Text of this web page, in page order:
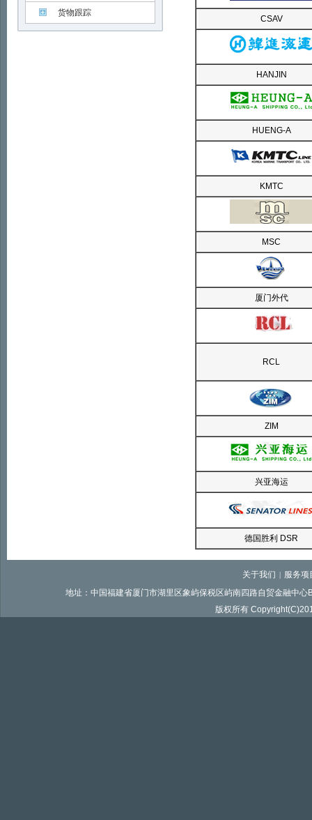
货物跟踪
CSAV
HANJIN
HUENG-A
KMTC
MSC
厦门外代
RCL
ZIM
兴亚海运
德国胜利 DSR
关于我们 | 服务项
地址：中国福建省厦门市湖里区象屿保税区屿南四路自贸金融中
版权所有